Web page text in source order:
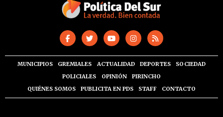
MUNICIPIOS GREMIALES ACTUALIDAD DEPORTES
SOCIEDAD
POLICIALES
OPINIÓN
PIRINCHO
QUIÉNES SOMOS
PUBLICITA EN PDS STAFF CONTACTO